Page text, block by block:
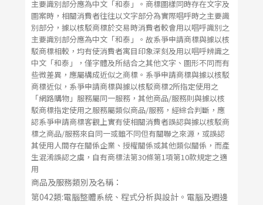
主要識別部分應為中文「和泰」。商標圖樣同時存在文字及
圖案時，相關消費者往往以文字部分為實際唱呼時之主要識
別部分，據以核駁商標於交易時消費者較會用以唱呼識別之
主要識別部分應為中文「和泰」。故系爭申請商標與據以核
駁商標相較，均有使消費者寓目印象深刻及用以唱呼辨識之
中文「和泰」，僅字體及所結合之其他文字、圖形不同而有
些微差異，應屬構成近似之商標。系爭申請商標與據以核駁
商標近似，系爭申請商標與據以核駁商標2所指定使用之
「網路購物」服務屬同一服務，其他商品/服務則與據以核
駁商標指定使用之服務屬類似商品/服務，經綜合判斷，應
認系爭申請商標客觀上實有使相關消費者誤認與據以核駁商
標之商品/服務來自同一或雖不同但有關聯之來源，或誤認
其使用人間存在關係企業、授權關係或其他類似關係，而產
生混淆誤認之虞，自有商標法第30條第1項第10款規定之適
用
商品及服務類別及名稱：
第042類:電腦整體系統、程式分析與設計。電腦及週邊